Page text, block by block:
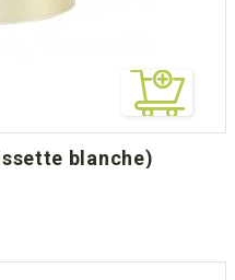
blanche)